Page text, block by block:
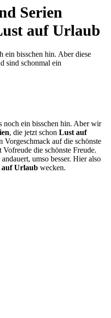
Serien
auf Urlaub
ein bisschen hin. Aber diese
sind schonmal ein
noch ein bisschen hin. Aber wir
, die jetzt schon Lust auf
Vorgeschmack auf die schönste
die schönste Freude.
umso besser. Hier also
Urlaub wecken.